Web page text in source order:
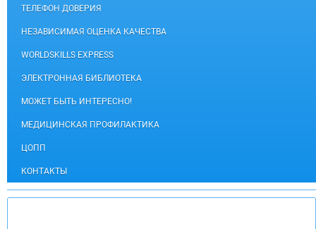
ТЕЛЕФОН ДОВЕРИЯ
НЕЗАВИСИМАЯ ОЦЕНКА КАЧЕСТВА
WORLDSKILLS EXPRESS
ЭЛЕКТРОННАЯ БИБЛИОТЕКА
МОЖЕТ БЫТЬ ИНТЕРЕСНО!
МЕДИЦИНСКАЯ ПРОФИЛАКТИКА
ЦОПП
КОНТАКТЫ